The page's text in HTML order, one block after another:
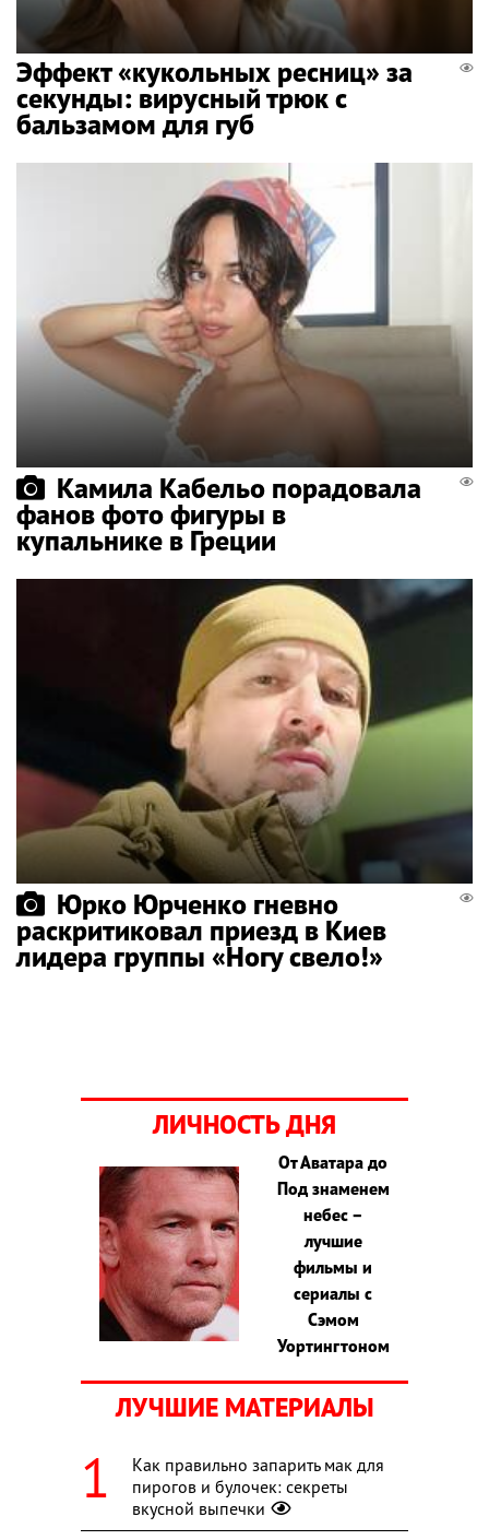
Эффект «кукольных ресниц» за
секунды: вирусный трюк с
бальзамом для губ
Камила Кабельо порадовала
фанов фото фигуры в
купальнике в Греции
Юрко Юрченко гневно
раскритиковал приезд в Киев
лидера группы «Ногу свело!»
ЛИЧНОСТЬ ДНЯ
От Аватара до
Под знаменем
небес –
лучшие
фильмы и
сериалы с
Сэмом
Уортингтоном
ЛУЧШИЕ МАТЕРИАЛЫ
Как правильно запарить мак для
пирогов и булочек: секреты
вкусной выпечки